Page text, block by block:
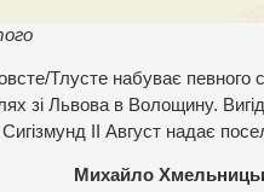
Тлусте набуває певного
зі Львова в Волощину.
II Август надає
Михайло